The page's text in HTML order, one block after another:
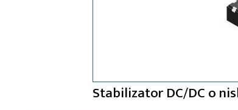
Stabilizator DC/DC o